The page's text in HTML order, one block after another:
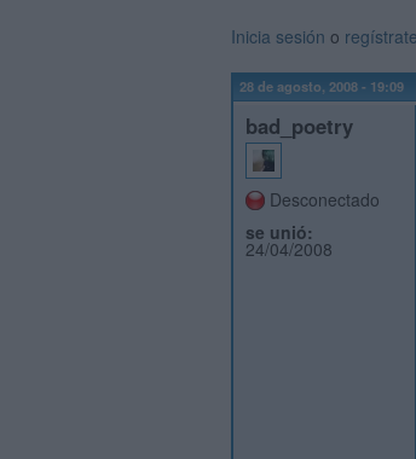
Inicia sesión o regístrate
28 de agosto, 2008 - 19:09
bad_poetry
Desconectado
se unió:
24/04/2008